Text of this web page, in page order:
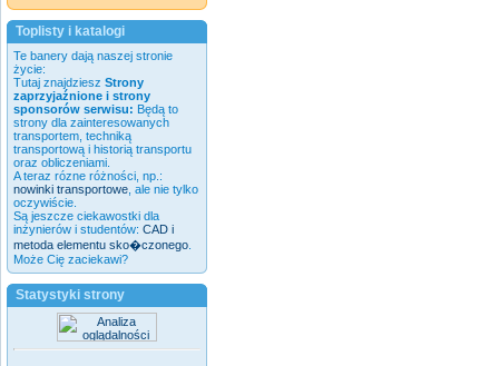
Toplisty i katalogi
Te banery dają naszej stronie
życie:
Tutaj znajdziesz Strony
zaprzyjaźnione i strony
sponsorów serwisu: Będą to
strony dla zainteresowanych
transportem, techniką
transportową i historią transportu
oraz obliczeniami.
A teraz rózne różności, np.:
nowinki transportowe , ale nie tylko
oczywiście.
Są jeszcze ciekawostki dla
inżynierów i studentów: CAD i
metoda elementu sko�czonego
Może Cię zaciekawi?
Statystyki strony